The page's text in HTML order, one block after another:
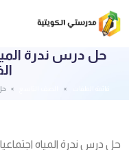
حل درس ندرة
حل درس ندرة المياه